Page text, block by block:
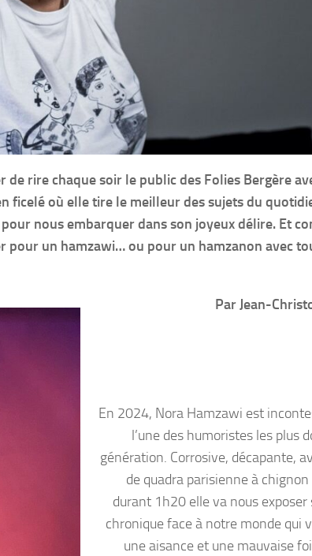
rire chaque soir le public des Folies Bergère
ficelé où elle tire le meilleur des sujets du
nous embarquer dans son joyeux délire. Et
pour un hamzawi… ou pour un hamzanon avec
Par Jean-
En 2024, Nora Hamzawi est
l’une des humoristes les plus
génération. Corrosive, décapante,
de quadra parisienne à
durant 1h20 elle va nous exposer
chronique face à notre monde qui
une aisance et une mauvaise